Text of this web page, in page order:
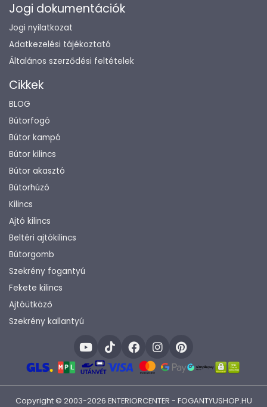
Jogi dokumentációk
Jogi nyilatkozat
Adatkezelési tájékoztató
Általános szerződési feltételek
Cikkek
BLOG
Bútorfogó
Bútor kampó
Bútor kilincs
Bútor akasztó
Bútorhúzó
Kilincs
Ajtó kilincs
Beltéri ajtókilincs
Bútorgomb
Szekrény fogantyú
Fekete kilincs
Ajtóütköző
Szekrény kallantyú
Copyright © 2003-2026 ENTERIORCENTER - FOGANTYUSHOP.HU